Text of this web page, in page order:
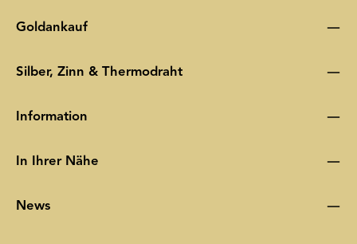
Goldankauf
Silber, Zinn & Thermodraht
Information
In Ihrer Nähe
News